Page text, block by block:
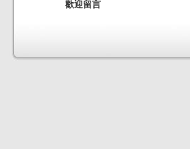
歡迎留言